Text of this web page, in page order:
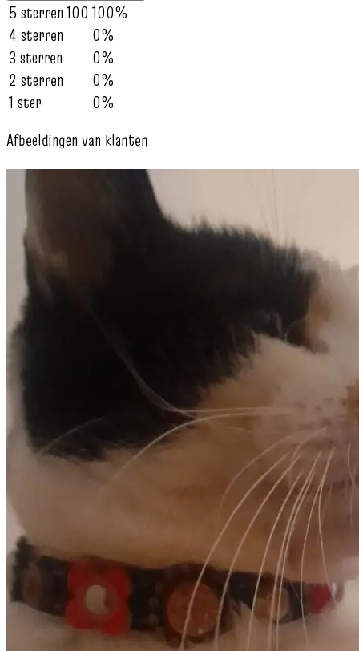
5 sterren100 100%
4 sterren
0%
3 sterren
0%
2 sterren
0%
1 ster
0%
Afbeeldingen van klanten